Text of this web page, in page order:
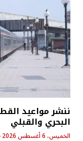
ننشر مواعيد
البحري والقبلي
الخميس، 6 أغسطس 2026 - 8:24 ص